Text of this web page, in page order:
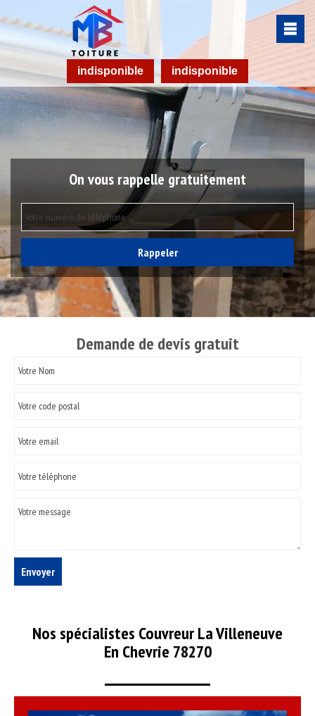
indisponible indisponible
On vous rappelle gratuitement
Demande de devis gratuit
Nos spécialistes Couvreur La Villeneuve
En Chevrie 78270